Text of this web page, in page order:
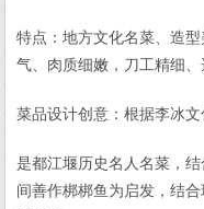
特点：地方文化名菜、造
气、肉质细嫩，刀工精细、
菜品设计创意：根据李冰
是都江堰历史名人名菜，
间善作梆梆鱼为启发，结